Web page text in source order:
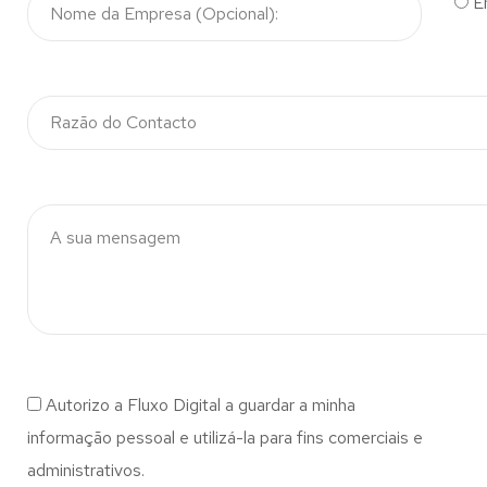
Autorizo a Fluxo Digital a guardar a minha
informação pessoal e utilizá-la para fins comerciais e
administrativos.